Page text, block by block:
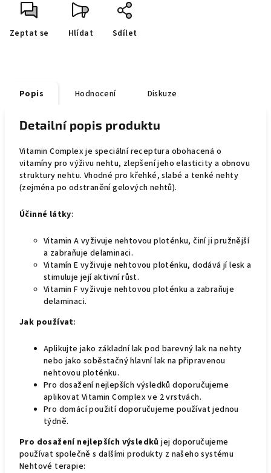
Zeptat se Hlídat Sdílet
Popis Hodnocení Diskuze
Detailní popis produktu
Vitamin Complex je speciální receptura obohacená o
vitamíny pro výživu nehtu, zlepšení jeho elasticity a obnovu
struktury nehtu. Vhodné pro křehké, slabé a tenké nehty
(zejména po odstranění gelových nehtů).
Účinné látky:
Vitamin A vyživuje nehtovou ploténku, činí ji pružnější
a zabraňuje delaminaci.
Vitamín Е vyživuje nehtovou ploténku, dodává jí lesk a
stimuluje její aktivní růst.
Vitamin F vyživuje nehtovou ploténku a zabraňuje
delaminaci.
Jak používat:
Aplikujte jako základní lak pod barevný lak na nehty
nebo jako soběstačný hlavní lak na připravenou
nehtovou ploténku.
Pro dosažení nejlepších výsledků doporučujeme
aplikovat Vitamin Complex ve 2 vrstvách.
Pro domácí použití doporučujeme používat jednou
týdně.
Pro dosažení nejlepších výsledků jej doporučujeme
používat společně s dalšími produkty z našeho systému
Nehtové terapie: